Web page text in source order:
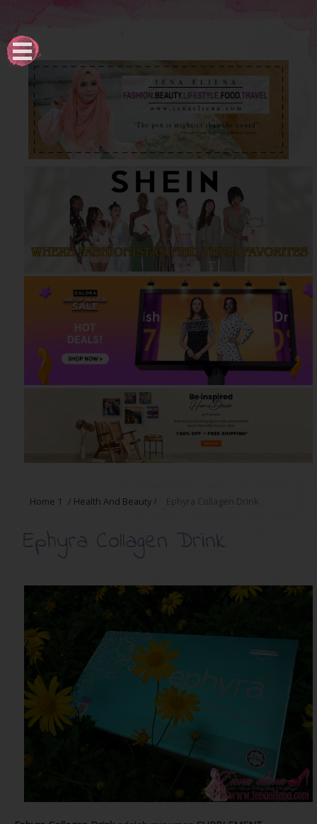
Home 1 / Health And Beauty/ Ephyra Collagen Drink
Ephyra Collagen Drink